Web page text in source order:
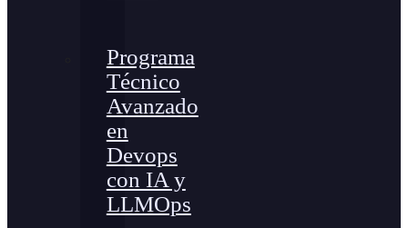
Programa
Técnico
Avanzado
en
Devops
con IA y
LLMOps